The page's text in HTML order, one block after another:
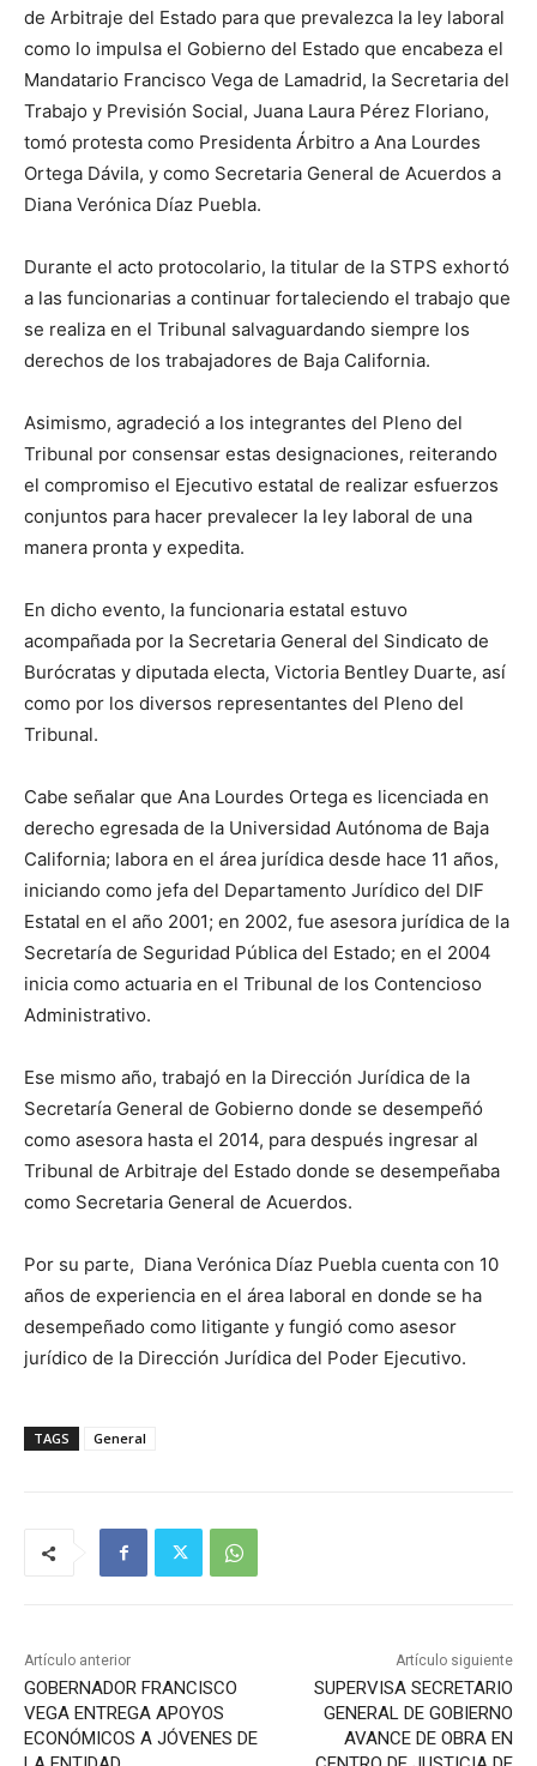
de Arbitraje del Estado para que prevalezca la ley laboral
como lo impulsa el Gobierno del Estado que encabeza el
Mandatario Francisco Vega de Lamadrid, la Secretaria del
Trabajo y Previsión Social, Juana Laura Pérez Floriano,
tomó protesta como Presidenta Árbitro a Ana Lourdes
Ortega Dávila, y como Secretaria General de Acuerdos a
Diana Verónica Díaz Puebla.
Durante el acto protocolario, la titular de la STPS exhortó
a las funcionarias a continuar fortaleciendo el trabajo que
se realiza en el Tribunal salvaguardando siempre los
derechos de los trabajadores de Baja California.
Asimismo, agradeció a los integrantes del Pleno del
Tribunal por consensar estas designaciones, reiterando
el compromiso el Ejecutivo estatal de realizar esfuerzos
conjuntos para hacer prevalecer la ley laboral de una
manera pronta y expedita.
En dicho evento, la funcionaria estatal estuvo
acompañada por la Secretaria General del Sindicato de
Burócratas y diputada electa, Victoria Bentley Duarte, así
como por los diversos representantes del Pleno del
Tribunal.
Cabe señalar que Ana Lourdes Ortega es licenciada en
derecho egresada de la Universidad Autónoma de Baja
California; labora en el área jurídica desde hace 11 años,
iniciando como jefa del Departamento Jurídico del DIF
Estatal en el año 2001; en 2002, fue asesora jurídica de la
Secretaría de Seguridad Pública del Estado; en el 2004
inicia como actuaria en el Tribunal de los Contencioso
Administrativo.
Ese mismo año, trabajó en la Dirección Jurídica de la
Secretaría General de Gobierno donde se desempeñó
como asesora hasta el 2014, para después ingresar al
Tribunal de Arbitraje del Estado donde se desempeñaba
como Secretaria General de Acuerdos.
Por su parte, Diana Verónica Díaz Puebla cuenta con 10
años de experiencia en el área laboral en donde se ha
desempeñado como litigante y fungió como asesor
jurídico de la Dirección Jurídica del Poder Ejecutivo.
TAGS General
Artículo anterior
GOBERNADOR FRANCISCO
VEGA ENTREGA APOYOS
ECONÓMICOS A JÓVENES DE
Artículo siguiente
SUPERVISA SECRETARIO
GENERAL DE GOBIERNO
AVANCE DE OBRA EN